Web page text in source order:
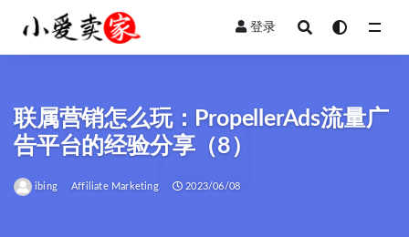
登录
联属营销怎么玩：PropellerAds流量广
告平台的经验分享（8）
ibing Affiliate Marketing 2023/06/08